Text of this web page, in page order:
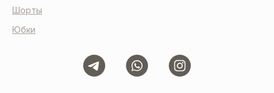
Шорты
Юбки